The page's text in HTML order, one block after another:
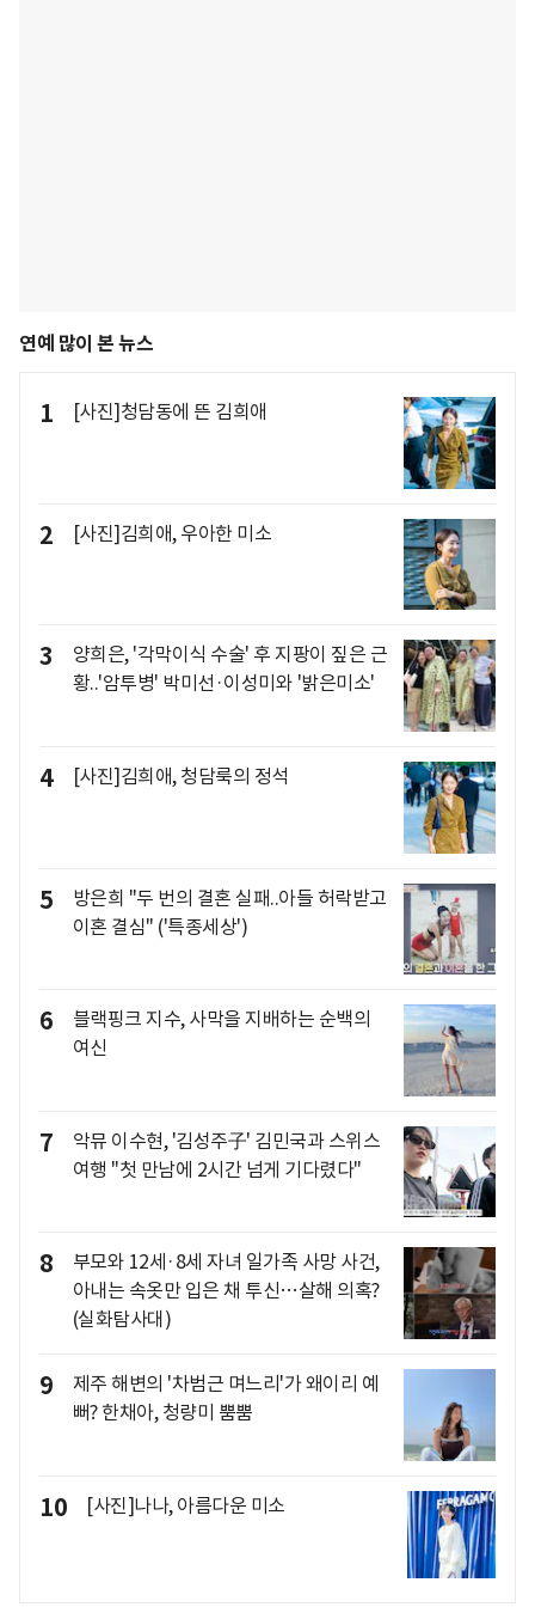
연예 많이 본 뉴스
1 [사진]청담동에 뜬 김희애
2 [사진]김희애, 우아한 미소
3
양희은, '각막이식 수술' 후 지팡이 짚은 근
황..'암투병' 박미선·이성미와 '밝은미소'
4 [사진]김희애, 청담룩의 정석
5
방은희 "두 번의 결혼 실패..아들 허락받고
이혼 결심" ('특종세상')
6
블랙핑크 지수, 사막을 지배하는 순백의
여신
7
악뮤 이수현, '김성주子' 김민국과 스위스
여행 "첫 만남에 2시간 넘게 기다렸다"
8
부모와 12세·8세 자녀 일가족 사망 사건,
아내는 속옷만 입은 채 투신…살해 의혹?
(실화탐사대)
9
제주 해변의 '차범근 며느리'가 왜이리 예
뻐? 한채아, 청량미 뿜뿜
10 [사진]나나, 아름다운 미소